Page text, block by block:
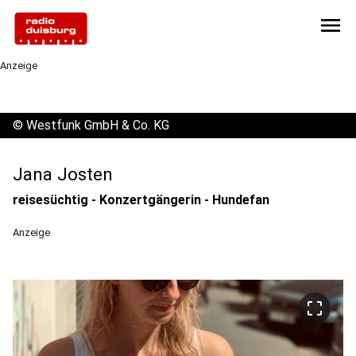
menu
Anzeige
© Westfunk GmbH & Co. KG
Jana Josten
reisesüchtig - Konzertgängerin - Hundefan
Anzeige
crop_free